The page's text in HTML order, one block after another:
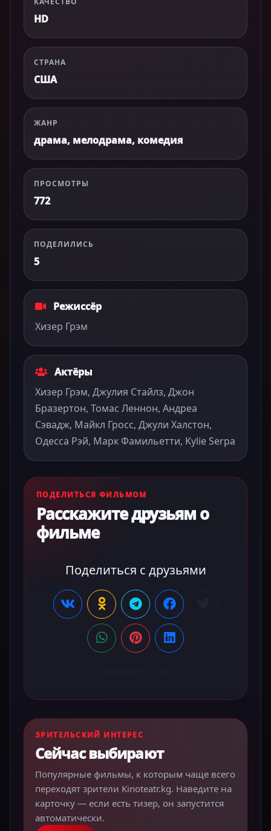
HD
СТРАНА
США
ЖАНР
драма, мелодрама, комедия
ПРОСМОТРЫ
772
ПОДЕЛИЛИСЬ
5
Режиссёр
Хизер Грэм
Актёры
Хизер Грэм, Джулия Стайлз, Джон
Бразертон, Томас Леннон, Андреа
Сэвадж, Майкл Гросс, Джули Халстон,
Одесса Рэй, Марк Фамильетти, Kylie Serpa
ПОДЕЛИТЬСЯ ФИЛЬМОМ
Расскажите друзьям о
фильме
Поделиться с друзьями
ЗРИТЕЛЬСКИЙ ИНТЕРЕС
Сейчас выбирают
Популярные фильмы, к которым чаще всего
переходят зрители Kinoteatr.kg. Наведите на
карточку — если есть тизер, он запустится
автоматически.